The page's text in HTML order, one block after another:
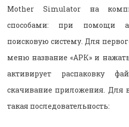
Mother Simulator на
способами: при помощи
поисковую систему. Для
меню название «АРК» и
активирует распаковку
скачивание приложения. Для
такая последовательность: